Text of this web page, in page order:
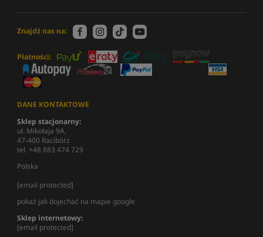
Znajdź nas na:
Płatności:
DANE KONTAKTOWE
Sklep stacjonarny:
ul. Mikołaja 9A,
47-400 Racibórz
tel. +48 883 474 729
Polska
[email protected]
pokaż jak dojechać na mapie google
Sklep internetowy:
[email protected]